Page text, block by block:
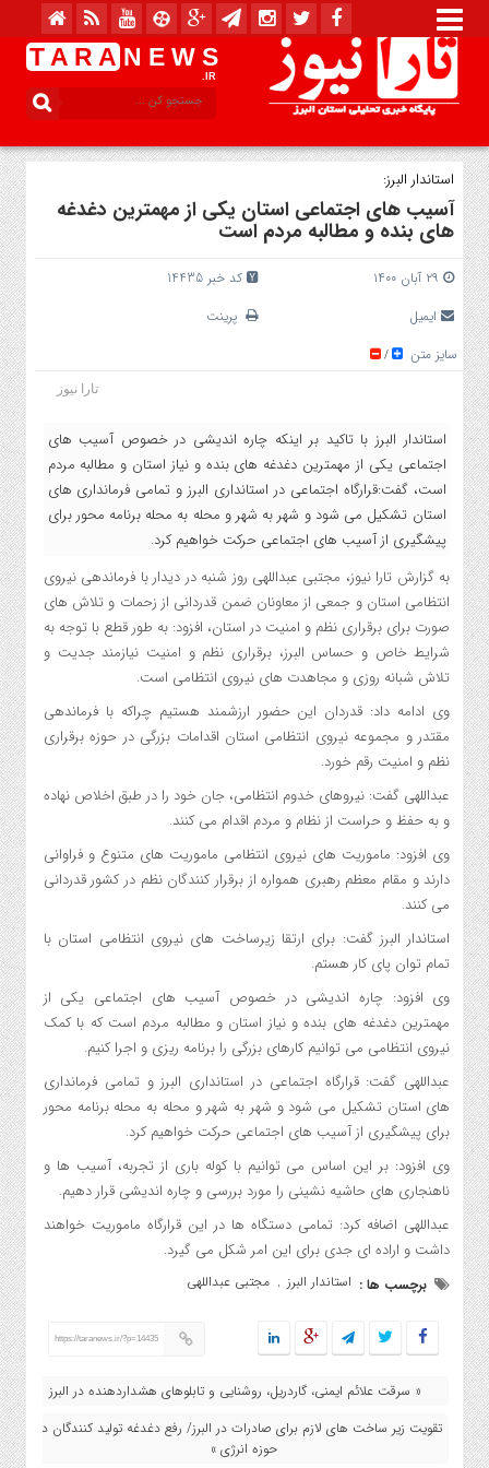
T A R A N E W S
.IR
استاندار البرز:
آسیب های اجتماعی استان یکی از مهمترین دغدغه
های بنده و مطالبه مردم است
۲۹ آبان ۱۴۰۰
کد خبر 14435
ایمیل
پرینت
سایز متن
/
تارا نیوز
استاندار البرز با تاکید بر اینکه چاره اندیشی در خصوص آسیب های
اجتماعی یکی از مهمترین دغدغه های بنده و نیاز استان و مطالبه مردم
است، گفت:قرارگاه اجتماعی در استانداری البرز و تمامی فرمانداری های
استان تشکیل می شود و شهر به شهر و محله به محله برنامه محور برای
پیشگیری از آسیب های اجتماعی حرکت خواهیم کرد.
به گزارش تارا نیوز، مجتبی عبداللهی روز شنبه در دیدار با فرماندهی نیروی
انتظامی استان و جمعی از معاونان ضمن قدردانی از زحمات و تلاش های
صورت برای برقراری نظم و امنیت در استان، افزود: به طور قطع با توجه به
شرایط خاص و حساس البرز، برقراری نظم و امنیت نیازمند جدیت و
تلاش شبانه روزی و مجاهدت های نیروی انتظامی است.
وی ادامه داد: قدردان این حضور ارزشمند هستیم چراکه با فرماندهی
مقتدر و مجموعه نیروی انتظامی استان اقدامات بزرگی در حوزه برقراری
نظم و امنیت رقم خورد.
عبداللهی گفت: نیروهای خدوم انتظامی، جان خود را در طبق اخلاص نهاده
و به حفظ و حراست از نظام و مردم اقدام می کنند.
وی افزود: ماموریت های نیروی انتظامی ماموریت های متنوع و فراوانی
دارند و مقام معظم رهبری همواره از برقرار کنندگان نظم در کشور قدردانی
می کنند.
استاندار البرز گفت: برای ارتقا زیرساخت های نیروی انتظامی استان با
تمام توان پای کار هستم.
وی افزود: چاره اندیشی در خصوص آسیب های اجتماعی یکی از
مهمترین دغدغه های بنده و نیاز استان و مطالبه مردم است که با کمک
نیروی انتظامی می توانیم کارهای بزرگی را برنامه ریزی و اجرا کنیم.
عبداللهی گفت: قرارگاه اجتماعی در استانداری البرز و تمامی فرمانداری
های استان تشکیل می شود و شهر به شهر و محله به محله برنامه محور
برای پیشگیری از آسیب های اجتماعی حرکت خواهیم کرد.
وی افزود: بر این اساس می توانیم با کوله باری از تجربه، آسیب ها و
ناهنجاری های حاشیه نشینی را مورد بررسی و چاره اندیشی قرار دهیم.
عبداللهی اضافه کرد: تمامی دستگاه ها در این قرارگاه ماموریت خواهند
داشت و اراده ای جدی برای این امر شکل می گیرد.
برچسب ها : استاندار البرز , مجتبی عبداللهی
https://taranews.ir/?p=14435
« سرقت علائم ایمنی، گاردریل، روشنایی و تابلوهای هشداردهنده در البرز
تقویت زیر ساخت های لازم برای صادرات در البرز/ رفع دغدغه تولید کنندگان در
حوزه انرژی »